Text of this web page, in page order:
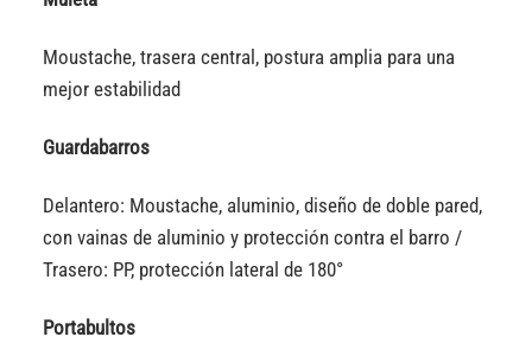
Moustache, trasera central, postura amplia para una
mejor estabilidad
Guardabarros
Delantero: Moustache, aluminio, diseño de doble pared,
con vainas de aluminio y protección contra el barro /
Trasero: PP, protección lateral de 180°
Portabultos